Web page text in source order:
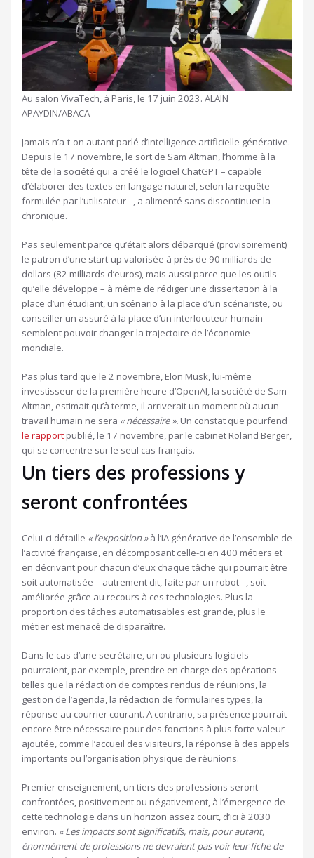
Au salon VivaTech, à Paris, le 17 juin 2023. ALAIN
APAYDIN/ABACA
Jamais n’a-t-on autant parlé d’intelligence artificielle générative.
Depuis le 17 novembre, le sort de Sam Altman, l’homme à la
tête de la société qui a créé le logiciel ChatGPT – capable
d’élaborer des textes en langage naturel, selon la requête
formulée par l’utilisateur –, a alimenté sans discontinuer la
chronique.
Pas seulement parce qu’était alors débarqué (provisoirement)
le patron d’une start-up valorisée à près de 90 milliards de
dollars (82 milliards d’euros), mais aussi parce que les outils
qu’elle développe – à même de rédiger une dissertation à la
place d’un étudiant, un scénario à la place d’un scénariste, ou
conseiller un assuré à la place d’un interlocuteur humain –
semblent pouvoir changer la trajectoire de l’économie
mondiale.
Pas plus tard que le 2 novembre, Elon Musk, lui-même
investisseur de la première heure d’OpenAI, la société de Sam
Altman, estimait qu’à terme, il arriverait un moment où aucun
travail humain ne sera « nécessaire ». Un constat que pourfend
le rapport publié, le 17 novembre, par le cabinet Roland Berger,
qui se concentre sur le seul cas français.
Un tiers des professions y
seront confrontées
Celui-ci détaille « l’exposition »à l’IA générative de l’ensemble de
l’activité française, en décomposant celle-ci en 400 métiers et
en décrivant pour chacun d’eux chaque tâche qui pourrait être
soit automatisée – autrement dit, faite par un robot –, soit
améliorée grâce au recours à ces technologies. Plus la
proportion des tâches automatisables est grande, plus le
métier est menacé de disparaître.
Dans le cas d’une secrétaire, un ou plusieurs logiciels
pourraient, par exemple, prendre en charge des opérations
telles que la rédaction de comptes rendus de réunions, la
gestion de l’agenda, la rédaction de formulaires types, la
réponse au courrier courant. A contrario, sa présence pourrait
encore être nécessaire pour des fonctions à plus forte valeur
ajoutée, comme l’accueil des visiteurs, la réponse à des appels
importants ou l’organisation physique de réunions.
Premier enseignement, un tiers des professions seront
confrontées, positivement ou négativement, à l’émergence de
cette technologie dans un horizon assez court, d’ici à 2030
environ. « Les impacts sont significatifs, mais, pour autant,
énormément de professions ne devraient pas voir leur fiche de